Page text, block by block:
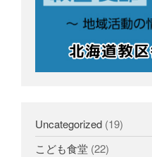
Uncategorized (19)
こども食堂 (22)